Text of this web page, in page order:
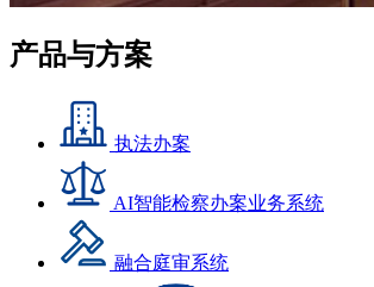
产品与方案
执法办案
AI智能检察办案业务系统
融合庭审系统